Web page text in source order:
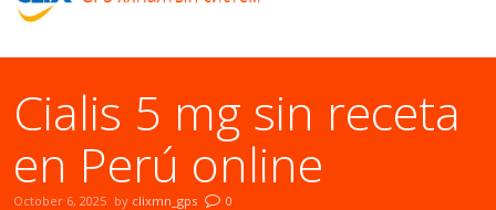
Cialis 5 mg sin receta
en Perú online
October 6, 2025 by clixmn_gps 0